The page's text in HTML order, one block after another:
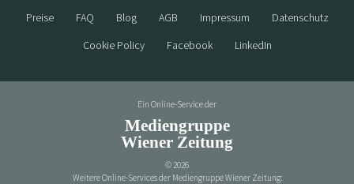
Preise FAQ Blog AGB Impressum
Datenschutz
Cookie Policy
Facebook LinkedIn
Ein Online-Service der
Mediengruppe
Wiener Zeitung
© 2026
Weitere Online-Services der Mediengruppe Wiener Zeitung: